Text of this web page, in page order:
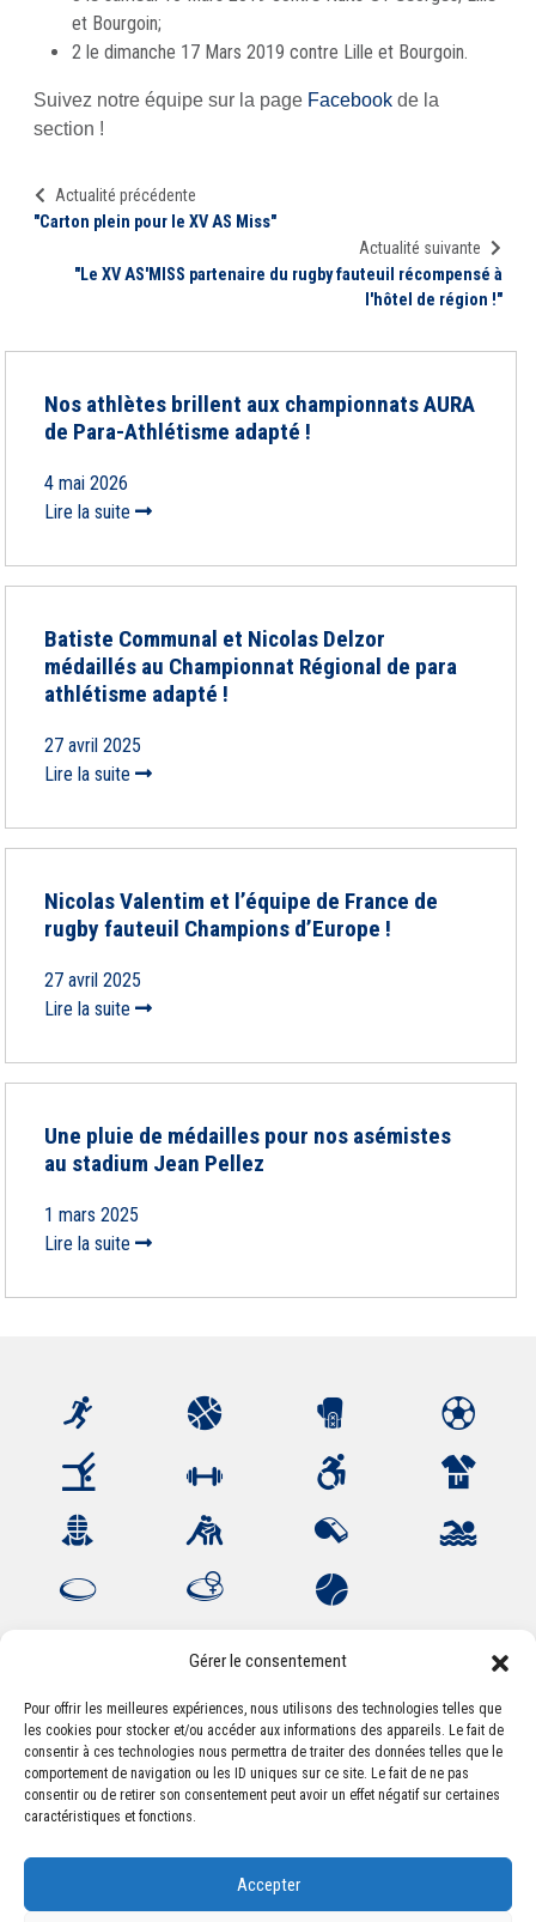
Gérer le consentement
Pour offrir les meilleures expériences, nous utilisons des technologies telles que
les cookies pour stocker et/ou accéder aux informations des appareils. Le fait de
consentir à ces technologies nous permettra de traiter des données telles que le
comportement de navigation ou les ID uniques sur ce site. Le fait de ne pas
consentir ou de retirer son consentement peut avoir un effet négatif sur certaines
caractéristiques et fonctions.
Accepter
et Bourgoin;
2 le dimanche 17 Mars 2019 contre Lille et Bourgoin.
Suivez notre équipe sur la page Facebook de la
section !
Actualité précédente
"Carton plein pour le XV AS Miss"
Actualité suivante
"Le XV AS'MISS partenaire du rugby fauteuil récompensé à
l'hôtel de région !"
Nos athlètes brillent aux championnats AURA
de Para-Athlétisme adapté !
4 mai 2026
Lire la suite
Batiste Communal et Nicolas Delzor
médaillés au Championnat Régional de para
athlétisme adapté !
27 avril 2025
Lire la suite
Nicolas Valentim et l’équipe de France de
rugby fauteuil Champions d’Europe !
27 avril 2025
Lire la suite
Une pluie de médailles pour nos asémistes
au stadium Jean Pellez
1 mars 2025
Lire la suite
Association Sportive Montferrandaise
84, boulevard Léon Jouhaux
CS 80221 - 63021 Clermont-Ferrand Cedex 2
accueil@asm-omnisports.com